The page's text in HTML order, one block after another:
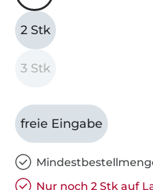
2 Stk
3 Stk
freie Eingabe
Nur noch 2 Stk auf